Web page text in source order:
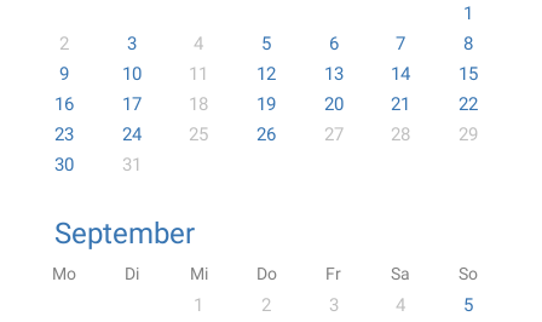
1
2
3 4 5 6 7
8
9
10 11 12 13 14
15
16
17 18 19 20 21
22
23
24 25 26 27 28
29
30
31
September
Mo Di Mi Do Fr Sa So
1 2 3 4
5